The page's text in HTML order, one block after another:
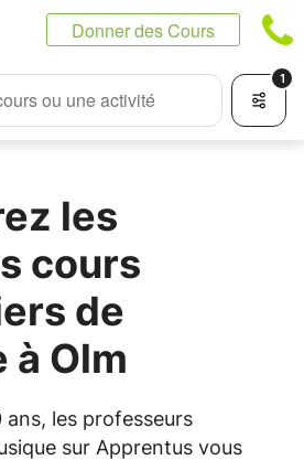
Donner des Cours
ou une activité
1
les
cours
de
à Olm
ans, les professeurs
sur Apprentus vous